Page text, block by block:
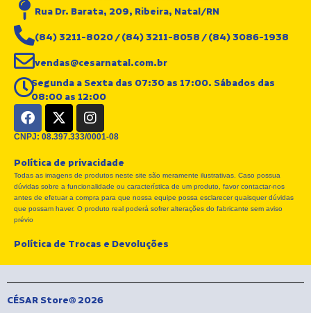
Rua Dr. Barata, 209, Ribeira, Natal/RN
(84) 3211-8020 / (84) 3211-8058 / (84) 3086-1938
vendas@cesarnatal.com.br
Segunda a Sexta das 07:30 as 17:00. Sábados das
08:00 as 12:00
F
a
c
b
o
o
k
X
-
t
i
t
t
e
I
n
s
a
g
r
a
CNPJ: 08.397.333/0001-08
Política de privacidade
Todas as imagens de produtos neste site são meramente ilustrativas. Caso possua
dúvidas sobre a funcionalidade ou característica de um produto, favor contactar-nos
antes de efetuar a compra para que nossa equipe possa esclarecer quaisquer dúvidas
que possam haver. O produto real poderá sofrer alterações do fabricante sem aviso
prévio
Política de Trocas e Devoluções
CÉSAR Store® 2026